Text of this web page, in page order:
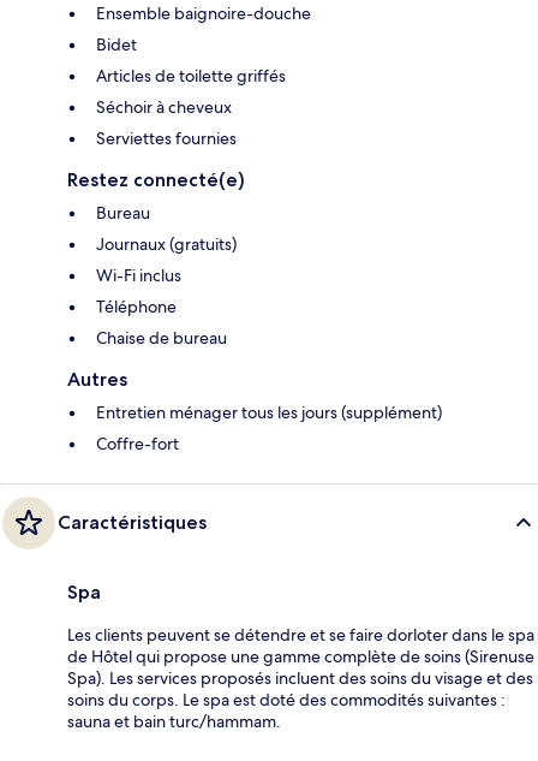
Ensemble baignoire-douche
Bidet
Articles de toilette griffés
Séchoir à cheveux
Serviettes fournies
Restez connecté(e)
Bureau
Journaux (gratuits)
Wi-Fi inclus
Téléphone
Chaise de bureau
Autres
Entretien ménager tous les jours (supplément)
Coffre-fort
Caractéristiques
Spa
Les clients peuvent se détendre et se faire dorloter dans le spa
de Hôtel qui propose une gamme complète de soins (Sirenuse
Spa). Les services proposés incluent des soins du visage et des
soins du corps. Le spa est doté des commodités suivantes :
sauna et bain turc/hammam.